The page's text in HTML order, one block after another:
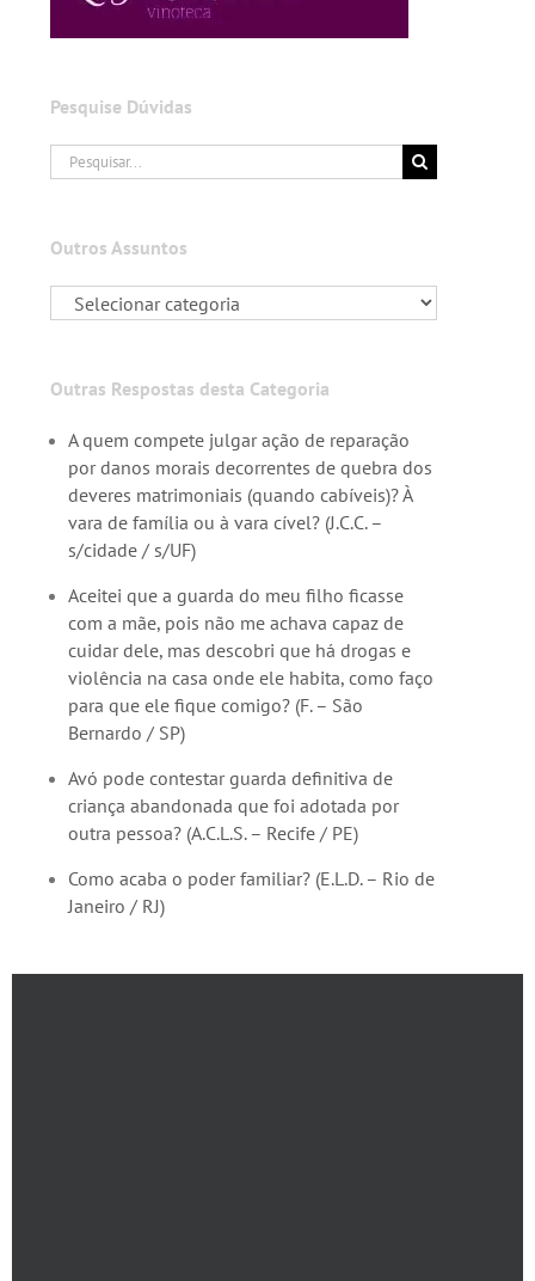
Pesquise Dúvidas
Buscar
resultados
Outros Assuntos
Outras Respostas desta Categoria
A quem compete julgar ação de reparação
por danos morais decorrentes de quebra dos
deveres matrimoniais (quando cabíveis)? À
vara de família ou à vara cível? (J.C.C. –
s/cidade / s/UF)
Aceitei que a guarda do meu filho ficasse
com a mãe, pois não me achava capaz de
cuidar dele, mas descobri que há drogas e
violência na casa onde ele habita, como faço
para que ele fique comigo? (F. – São
Bernardo / SP)
Avó pode contestar guarda definitiva de
criança abandonada que foi adotada por
outra pessoa? (A.C.L.S. – Recife / PE)
Como acaba o poder familiar? (E.L.D. – Rio de
Janeiro / RJ)